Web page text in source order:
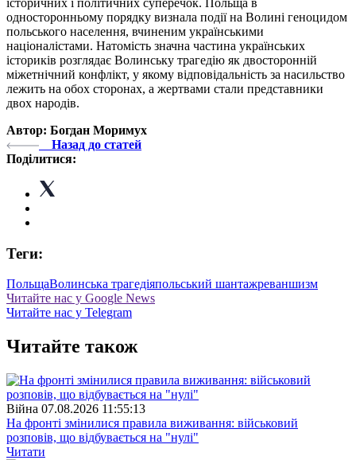
односторонньому порядку визнала події на Волині геноцидом
польського населення, вчиненим українськими
націоналістами. Натомість значна частина українських
істориків розглядає Волинську трагедію як двосторонній
міжетнічний конфлікт, у якому відповідальність за насильство
лежить на обох сторонах, а жертвами стали представники
двох народів.
Автор: Богдан Моримух
Назад до статей
Поділитися:
Теги:
ПольщаВолинська трагедіяпольський шантажреваншизм
Читайте нас у Google News
Читайте нас у Telegram
Читайте також
Війна 07.08.2026 11:55:13
На фронті змінилися правила виживання: військовий
розповів, що відбувається на "нулі"
Читати